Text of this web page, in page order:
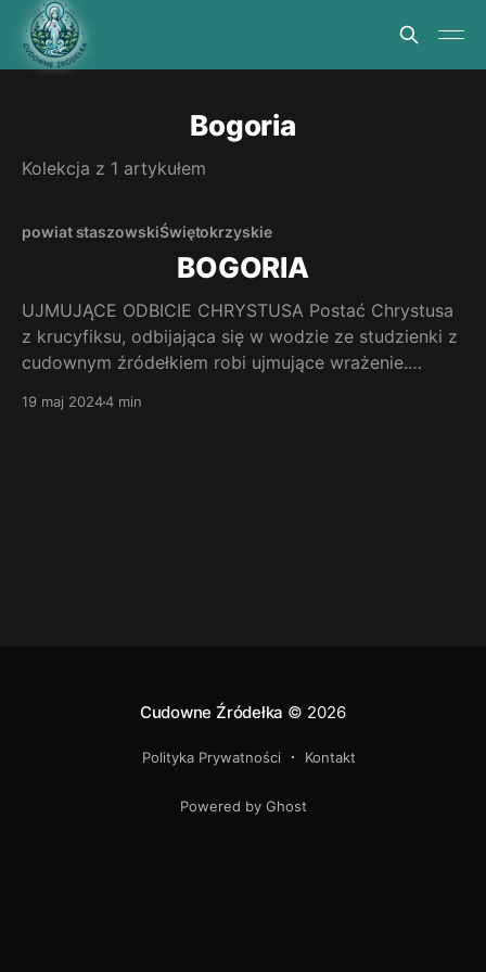
Bogoria
Kolekcja z 1 artykułem
powiat staszowskiŚwiętokrzyskie
BOGORIA
UJMUJĄCE ODBICIE CHRYSTUSA Postać Chrystusa
z krucyfiksu, odbijająca się w wodzie ze studzienki z
cudownym źródełkiem robi ujmujące wrażenie.
Kapliczka ma wymiary około 3 x 4 metry,
19 maj 20244 min
Cudowne Źródełka © 2026
Polityka Prywatności Kontakt
Powered by Ghost